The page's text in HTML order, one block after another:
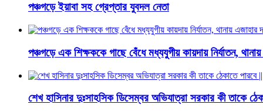
পঞ্চগড়ে ইয়াবা সহ গ্রেপ্তার যুবদল নেতা
পঞ্চগড়ে এক শিক্ষককে গাছে বেঁধে মধ্যযুগীয় কায়দায় নির্যাতন,
শেখ হাসিনার দুঃসাহসিক ডিসেম্বর অভিযাত্রা সরকার কী তাকে